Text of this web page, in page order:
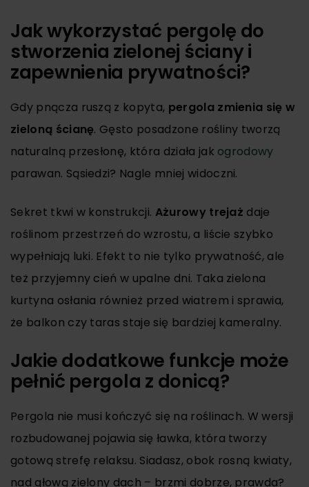
Jak wykorzystać pergolę do
stworzenia zielonej ściany i
zapewnienia prywatności?
Gdy pnącza ruszą z kopyta, pergola zmienia się w
zieloną ścianę. Gęsto posadzone rośliny tworzą
naturalną przesłonę, która działa jak ogrodowy
parawan. Sąsiedzi? Nagle mniej widoczni.
Sekret tkwi w konstrukcji. Ażurowy trejaż daje
roślinom przestrzeń do wzrostu, a liście szybko
wypełniają luki. Efekt to nie tylko prywatność, ale
też przyjemny cień w upalne dni. Taka zielona
kurtyna osłania również przed wiatrem i sprawia,
że balkon czy taras staje się bardziej kameralny.
Jakie dodatkowe funkcje może
pełnić pergola z donicą?
Pergola nie musi kończyć się na roślinach. W wersji
rozbudowanej pojawia się ławka, która tworzy
gotową strefę relaksu. Siadasz, obok rosną kwiaty,
nad głową zielony dach – brzmi dobrze, prawda?